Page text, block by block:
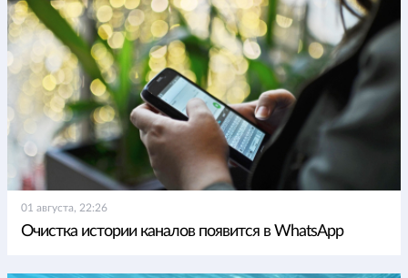
01 августа, 22:26
Очистка истории каналов появится в WhatsApp